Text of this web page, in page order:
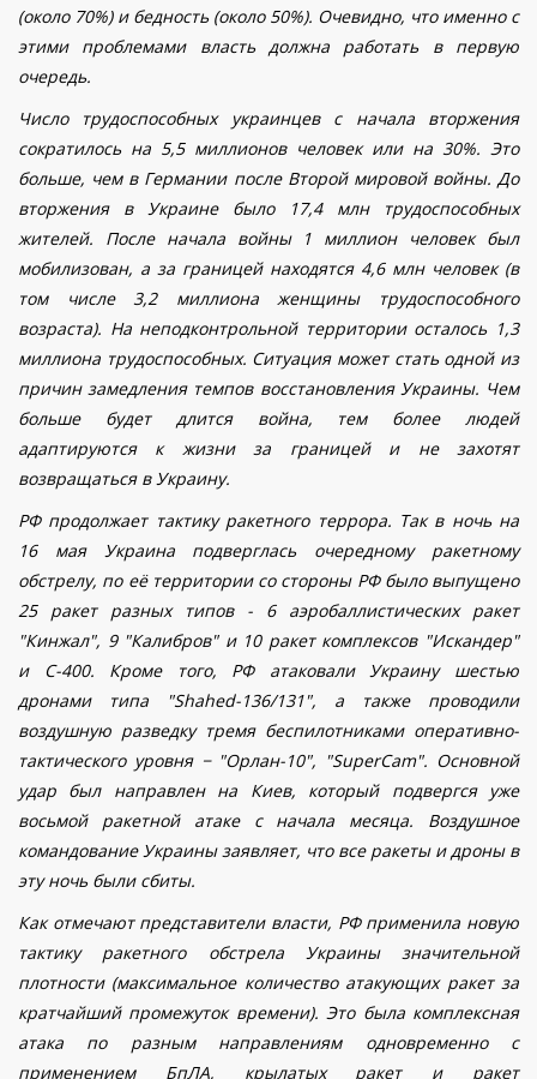
(около 70%) и бедность (около 50%). Очевидно, что именно с
этими проблемами власть должна работать в первую
очередь.
Число трудоспособных украинцев с начала вторжения
сократилось на 5,5 миллионов человек или на 30%. Это
больше, чем в Германии после Второй мировой войны. До
вторжения в Украине было 17,4 млн трудоспособных
жителей. После начала войны 1 миллион человек был
мобилизован, а за границей находятся 4,6 млн человек (в
том числе 3,2 миллиона женщины трудоспособного
возраста). На неподконтрольной территории осталось 1,3
миллиона трудоспособных. Ситуация может стать одной из
причин замедления темпов восстановления Украины. Чем
больше будет длится война, тем более людей
адаптируются к жизни за границей и не захотят
возвращаться в Украину.
РФ продолжает тактику ракетного террора. Так в ночь на
16 мая Украина подверглась очередному ракетному
обстрелу, по её территории со стороны РФ было выпущено
25 ракет разных типов - 6 аэробаллистических ракет
"Кинжал", 9 "Калибров" и 10 ракет комплексов "Искандер"
и С-400. Кроме того, РФ атаковали Украину шестью
дронами типа "Shahed-136/131", а также проводили
воздушную разведку тремя беспилотниками оперативно-
тактического уровня − "Орлан-10", "SuperCam". Основной
удар был направлен на Киев, который подвергся уже
восьмой ракетной атаке с начала месяца. Воздушное
командование Украины заявляет, что все ракеты и дроны в
эту ночь были сбиты.
Как отмечают представители власти, РФ применила новую
тактику ракетного обстрела Украины значительной
плотности (максимальное количество атакующих ракет за
кратчайший промежуток времени). Это была комплексная
атака по разным направлениям одновременно с
применением БпЛА, крылатых ракет и ракет